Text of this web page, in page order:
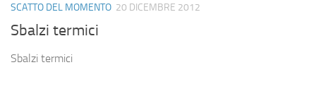
SCATTO DEL MOMENTO 20 DICEMBRE 2012
Sbalzi termici
Sbalzi termici